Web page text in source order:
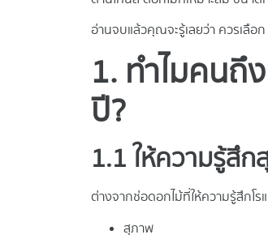
อ่านจบแล้วคุณจะรู้เลยว่า ควรเลือก
1. ทำไมคนถึ
ปี?
1.1 ให้ความรู้สึก
ต่างจากช่อดอกไม้ที่ให้ความรู้สึกโ
สุภาพ